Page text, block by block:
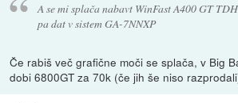
A se mi splača nabavt WinFast A400 GT
pa dat v sistem GA-7NNXP
Če rabiš več grafične moči se splača, v Big
dobi 6800GT za 70k (če jih še niso